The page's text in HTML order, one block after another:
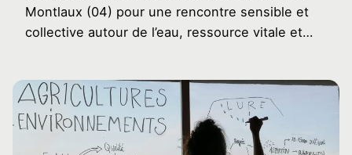
Montlaux (04) pour une rencontre sensible et
collective autour de l’eau, ressource vitale et…